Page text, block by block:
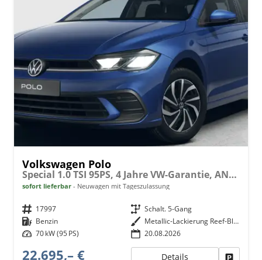
Volkswagen Polo
Special 1.0 TSI 95PS, 4 Jahre VW-Garantie, ANHÄNGERKUPPLUNG, 15" ALU, SITZHEIZUNG, Parksensoren VORNE & hinten, Rückfahrkamera, M-Lederlenkrad, READY2DISCOVER, APP-CONNECT, Armlehne vorne, Induktionsladen Smartphone, Abgedunkelte Scheiben, RESERVERAD, NSW
sofort lieferbar Neuwagen mit Tageszulassung
Fahrzeugnr. 17997 Getriebe Schalt. 5-Gang
Kraftstoff Benzin Außenfarbe
Metallic-Lackierung Reef-Blau
Leistung 70 kW (95 PS) 20.08.2026
22.695,– € Details